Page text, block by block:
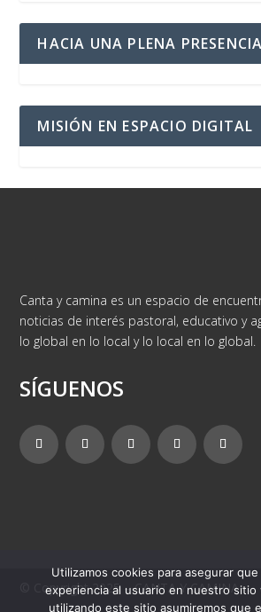
HACIA UNA PLENA PRESENCIA
MISIÓN EN ESPACIO DIGITAL
Canta y camina es un espacio de
noticias de interés pastoral, educativo y
lo global en lo local y lo local en lo global.
SÍGUENOS
© Copyright 2025 – CANTA Y CAMINA
Utilizamos cookies para asegurar
experiencia al usuario en nuestro sitio
utilizando este sitio asumiremos que